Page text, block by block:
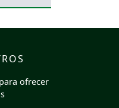
ofrecer